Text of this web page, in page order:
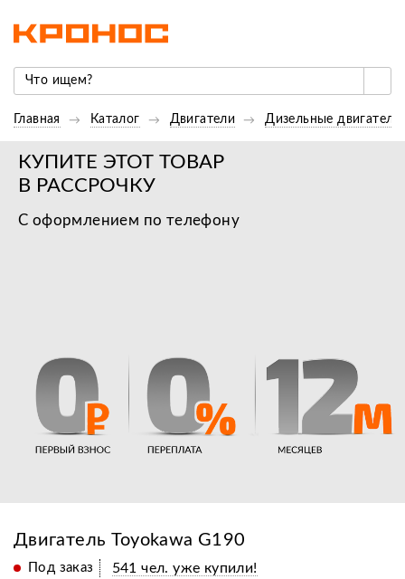
Главная Каталог Двигатели Дизельные
КУПИТЕ ЭТОТ ТОВАР
В РАССРОЧКУ
С оформлением по телефону
Двигатель Toyokawa G190
Под заказ 541 чел. уже купили!